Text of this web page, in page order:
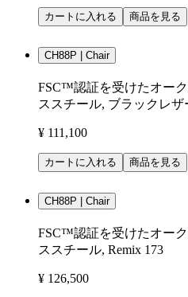
カートに入れる 商品を見る
CH88P | Chair
FSC™認証を受けたオー
ススチール, ブラックレザ
¥ 111,100
カートに入れる 商品を見る
CH88P | Chair
FSC™認証を受けたオー
ススチール, Remix 173
¥ 126,500